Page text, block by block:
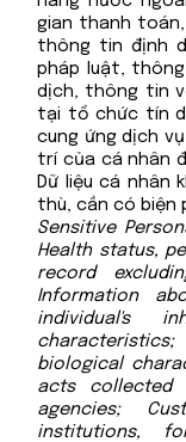
gian thanh
thông tin định
pháp luật,
dịch, thông tin
tại tổ chức tín
cung ứng dịch
trí của cá nhân
Dữ liệu cá nhân
thù, cần có biện
Sensitive
Health status,
record
Information
individual's
biological
acts collected
agencies;
institutions,